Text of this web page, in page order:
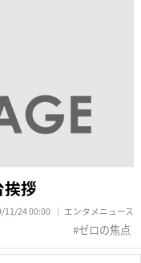
拶
11/24 00:00 エンタメニュース
ゼロの焦点